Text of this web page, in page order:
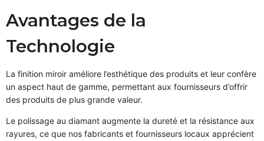
Avantages de la
Technologie
La finition miroir améliore l’esthétique des produits et leur confère
un aspect haut de gamme, permettant aux fournisseurs d’offrir
des produits de plus grande valeur.
Le polissage au diamant augmente la dureté et la résistance aux
rayures, ce que nos fabricants et fournisseurs locaux apprécient